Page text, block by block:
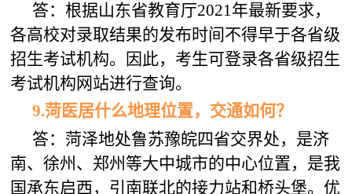
答：根据山东省教育厅2021年最新要求，
各高校对录取结果的发布时间不得早于各省级
招生考试机构。因此，考生可登录各省级招生
考试机构网站进行查询。
9.菏医居什么地理位置，交通如何？
答：菏泽地处鲁苏豫皖四省交界处，是济
南、徐州、郑州等大中城市的中心位置，是我
国承东启西，引南联北的接力站和桥头堡。优